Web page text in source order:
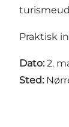
Praktisk
Dato: 2.
Sted: